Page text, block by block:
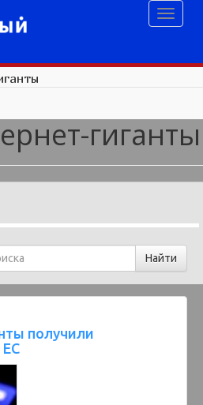
гиганты
получили
ЕС